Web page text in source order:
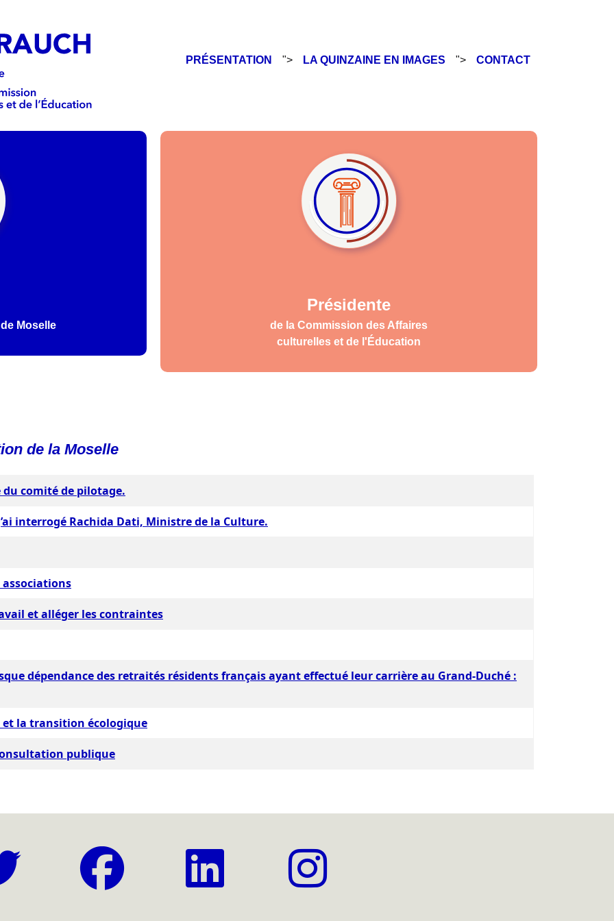
PRÉSENTATION "> LA QUINZAINE EN IMAGES "> CONTACT
Moselle
Présidente
de la Commission des Affaires
culturelles et de l'Éducation
de la Moselle
comité de pilotage.
interrogé Rachida Dati, Ministre de la Culture.
et alléger les contraintes
dépendance des retraités résidents français ayant effectué leur carrière au Grand-Duché :
et la transition écologique
publique